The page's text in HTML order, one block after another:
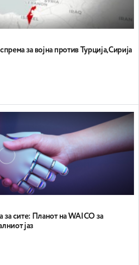
за војна против Турција,Сирија
за сите: Планот на WAICO за
јаз